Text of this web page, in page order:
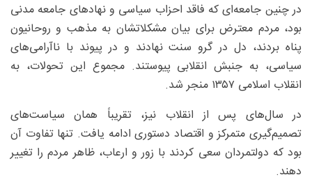
در چنین جامعه‌ای که فاقد احزاب سیاسی و نهادهای جامعه مدنی
بود، مردم معترض برای بیان مشکلاتشان به مذهب و روحانیون
پناه بردند، دل در گرو سنت نهادند و در پیوند با ناآرامی‌های
سیاسی، به جنبش انقلابی پیوستند. مجموع این تحولات، به
انقلاب اسلامی ۱۳۵۷ منجر شد.
در سال‌های پس از انقلاب نیز، تقریباً همان سیاست‌های
تصمیم‌گیری متمرکز و اقتصاد دستوری ادامه یافت. تنها تفاوت آن
بود که دولتمردان سعی کردند با زور و ارعاب، ظاهر مردم را تغییر
دهند.